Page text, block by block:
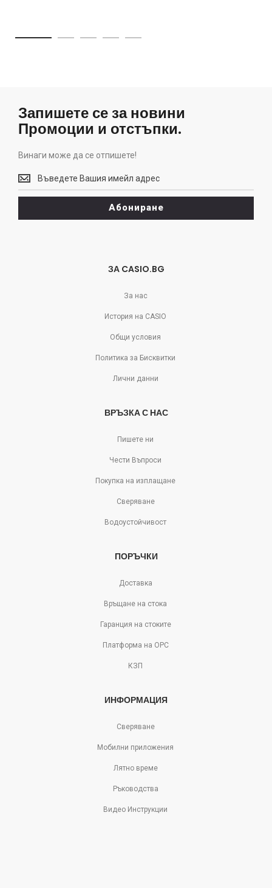
Запишете се за новини
Промоции и отстъпки.
Винаги може да се отпишете!
Винаги
може
да
отпишете!
Абониране
ЗА CASIO.BG
За нас
История на CASIO
Общи условия
Политика за Бисквитки
Лични данни
ВРЪЗКА С НАС
Пишете ни
Чести Въпроси
Покупка на изплащане
Сверяване
Водоустойчивост
ПОРЪЧКИ
Доставка
Връщане на стока
Гаранция на стоките
Платформа на ОРС
КЗП
ИНФОРМАЦИЯ
Сверяване
Мобилни приложения
Лятно време
Ръководства
Видео Инструкции